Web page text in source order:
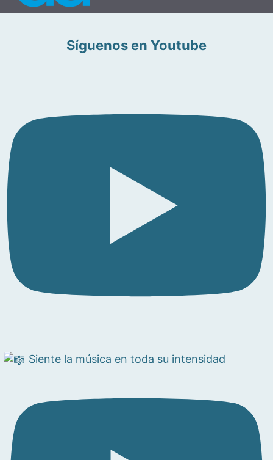
Síguenos en Youtube
Siente la música en toda su intensidad